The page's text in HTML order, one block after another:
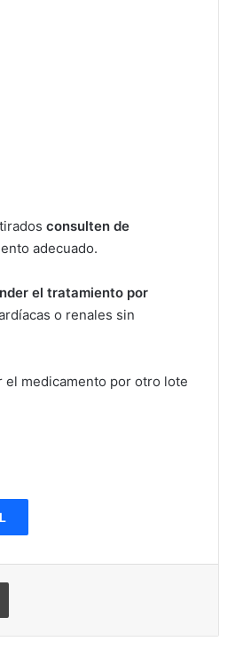
consulten de
adecuado.
el tratamiento por
o renales sin
el medicamento por otro lote